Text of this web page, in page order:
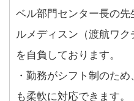
ベル部門センター長の
ルメディスン（渡航ワ
を自負しております。
・勤務がシフト制のた
も柔軟に対応できます。